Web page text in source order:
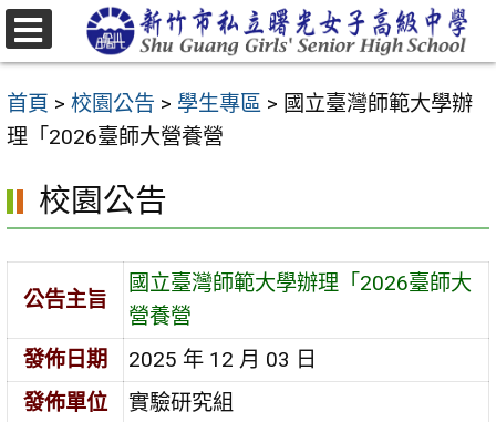
跳
至
要
內
區
首頁 > 校園公告 > 學生專區 > 國立臺灣師範大學辦
理「2026臺師大營養營
校園公告
公告主旨
國立臺灣師範大學辦理「2026臺師大
營養營
發佈日期
2025 年 12 月 03 日
發佈單位
實驗研究組
選
單